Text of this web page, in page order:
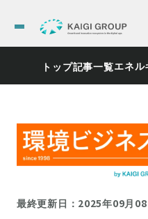
トップ記事一覧エネル
最終更新日：2025年09月08